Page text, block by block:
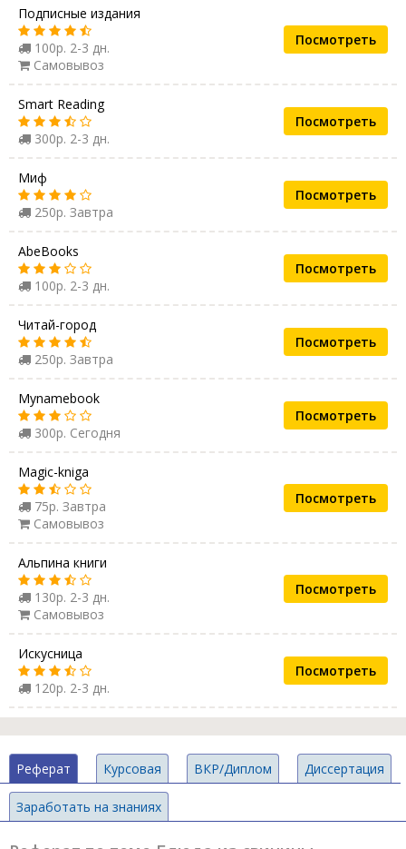
Подписные издания
100р. 2-3 дн.
Самовывоз
Посмотреть
Smart Reading
300р. 2-3 дн.
Посмотреть
Миф
250р. Завтра
Посмотреть
AbeBooks
100р. 2-3 дн.
Посмотреть
Читай-город
250р. Завтра
Посмотреть
Mynamebook
300р. Сегодня
Посмотреть
Magic-kniga
75р. Завтра
Самовывоз
Посмотреть
Альпина книги
130р. 2-3 дн.
Самовывоз
Посмотреть
Искусница
120р. 2-3 дн.
Посмотреть
Реферат Курсовая ВКР/Диплом Диссертация
Заработать на знаниях